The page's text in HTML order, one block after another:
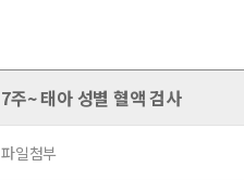
7주~ 태아 성별 혈액 검사
파일첨부